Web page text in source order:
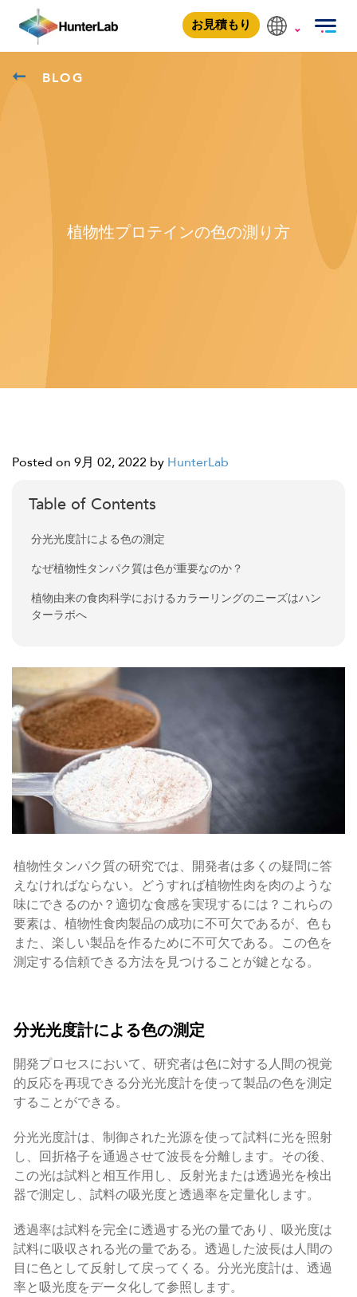
お見積もり
BLOG
植物性プロテインの色の測り方
Posted on 9月 02, 2022 by HunterLab
Table of Contents
分光光度計による色の測定
なぜ植物性タンパク質は色が重要なのか？
植物由来の食肉科学におけるカラーリングのニーズはハン
ターラボへ
植物性タンパク質の研究では、開発者は多くの疑問に答
えなければならない。どうすれば植物性肉を肉のような
味にできるのか？適切な食感を実現するには？これらの
要素は、植物性食肉製品の成功に不可欠であるが、色も
また、楽しい製品を作るために不可欠である。この色を
測定する信頼できる方法を見つけることが鍵となる。
分光光度計による色の測定
開発プロセスにおいて、研究者は色に対する人間の視覚
的反応を再現できる分光光度計を使って製品の色を測定
することができる。
分光光度計は、制御された光源を使って試料に光を照射
し、回折格子を通過させて波長を分離します。その後、
この光は試料と相互作用し、反射光または透過光を検出
器で測定し、試料の吸光度と透過率を定量化します。
透過率は試料を完全に透過する光の量であり、吸光度は
試料に吸収される光の量である。透過した波長は人間の
目に色として反射して戻ってくる。分光光度計は、透過
率と吸光度をデータ化して参照します。